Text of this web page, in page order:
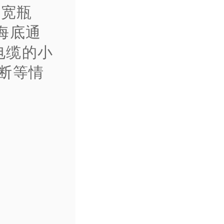
瓶
底通
缆的小
等情